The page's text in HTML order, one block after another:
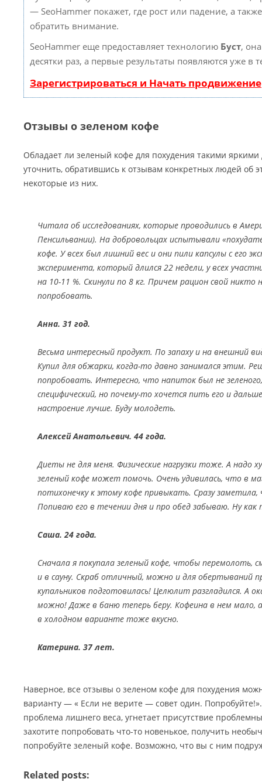
— SeoHammer покажет, где рост или падение, а
обратить внимание.
SeoHammer еще предоставляет технологию Буст,
десятки раз, а первые результаты появляются уже в
Зарегистрироваться и Начать продвижение
Отзывы о зеленом кофе
Обладает ли зеленый кофе для похудения такими
уточнить, обратившись к отзывам конкретных людей об
некоторые из них.
Читала об исследованиях, которые проводились в
Пенсильвании). На добровольцах испытывали
кофе. У всех был лишний вес и они пили капсулы с его
эксперимента, который длился 22 недели, у всех
на 10-11 %. Скинули по 8 кг. Причем рацион свой никто
попробовать.
Анна. 31 год.
Весьма интересный продукт. По запаху и на внешний
Купил для обжарки, когда-то давно занимался этим.
попробовать. Интересно, что напиток был не
специфический, но почему-то хочется пить его и
настроение лучше. Буду молодеть.
Алексей Анатольевич. 44 года.
Диеты не для меня. Физические нагрузки тоже. А надо
зеленый кофе может помочь. Очень удивилась, что в
потихонечку к этому кофе привыкать. Сразу
Попиваю его в течении дня и про обед забываю. Ну как
Саша. 24 года.
Сначала я покупала зеленый кофе, чтобы перемолоть,
и в сауну. Скраб отличный, можно и для обертываний
купальников подготовилась! Целюлит разгладился. А
можно! Даже в баню теперь беру. Кофеина в нем
в холодном варианте тоже вкусно.
Катерина. 37 лет.
Наверное, все отзывы о зеленом кофе для похудения
варианту — « Если не верите — совет один.
проблема лишнего веса, угнетает присутствие
захотите попробовать что-то новенькое, получить
попробуйте зеленый кофе. Возможно, что вы с ним
Related posts: